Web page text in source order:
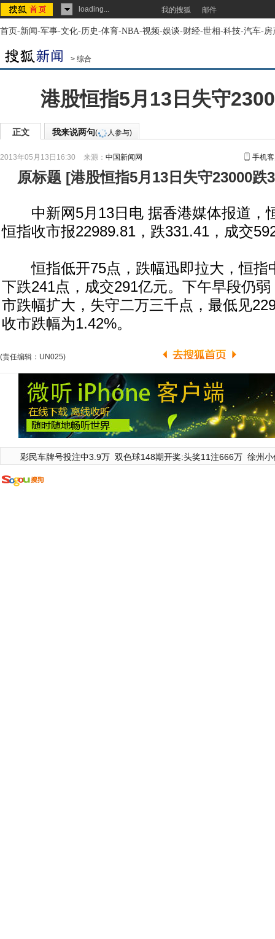
loading... 我的搜狐 邮件
首页-新闻-军事-文化-历史-体育-NBA-视频-娱谈-财经-世相-科技-汽车-房
> 综合
港股恒指5月13日失守
正文 我来说两句( 人参与)
2013年05月13日16:30 来源： 中国新闻网 手机
原标题 [港股恒指5月13日失守23000跌
中新网5月13日电 据香港媒体报道，
恒指收市报22989.81，跌331.41，成交
恒指低开75点，跌幅迅即拉大，恒指
下跌241点，成交291亿元。下午早段仍
市跌幅扩大，失守二万三千点，最低见
收市跌幅为1.42%。
(责任编辑：UN025)
彩民车牌号投注中3.9万 双色球148期开奖:头奖11注666万 徐州